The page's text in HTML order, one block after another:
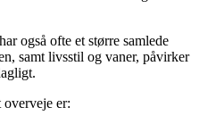
også ofte et større samlede
samt livsstil og vaner, påvirker
overveje er: